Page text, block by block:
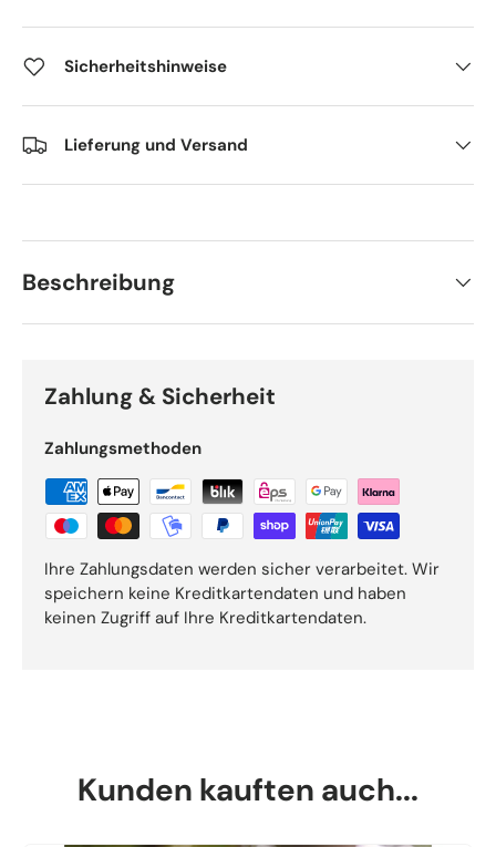
Sicherheitshinweise
Lieferung und Versand
Beschreibung
Zahlung & Sicherheit
Zahlungsmethoden
Ihre Zahlungsdaten werden sicher verarbeitet. Wir
speichern keine Kreditkartendaten und haben
keinen Zugriff auf Ihre Kreditkartendaten.
Kunden kauften auch...